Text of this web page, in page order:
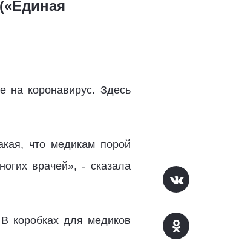
на коронавирус. Здесь
что медикам порой
врачей», - сказала
коробках для медиков